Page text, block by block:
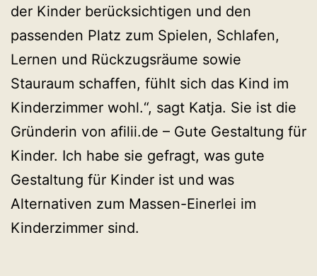
der Kinder berücksichtigen und den
passenden Platz zum Spielen, Schlafen,
Lernen und Rückzugsräume sowie
Stauraum schaffen, fühlt sich das Kind im
Kinderzimmer wohl.“, sagt Katja. Sie ist die
Gründerin von afilii.de – Gute Gestaltung für
Kinder. Ich habe sie gefragt, was gute
Gestaltung für Kinder ist und was
Alternativen zum Massen-Einerlei im
Kinderzimmer sind.